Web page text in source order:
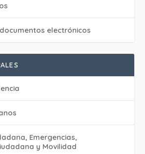
electrónicos
Emergencias,
y Movilidad